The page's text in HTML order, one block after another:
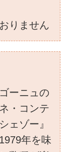
りません
ーニュの
・コンテ
ェゾー』
年を味